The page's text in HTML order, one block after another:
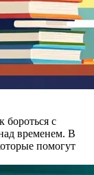
бороться с
временем. В
помогут